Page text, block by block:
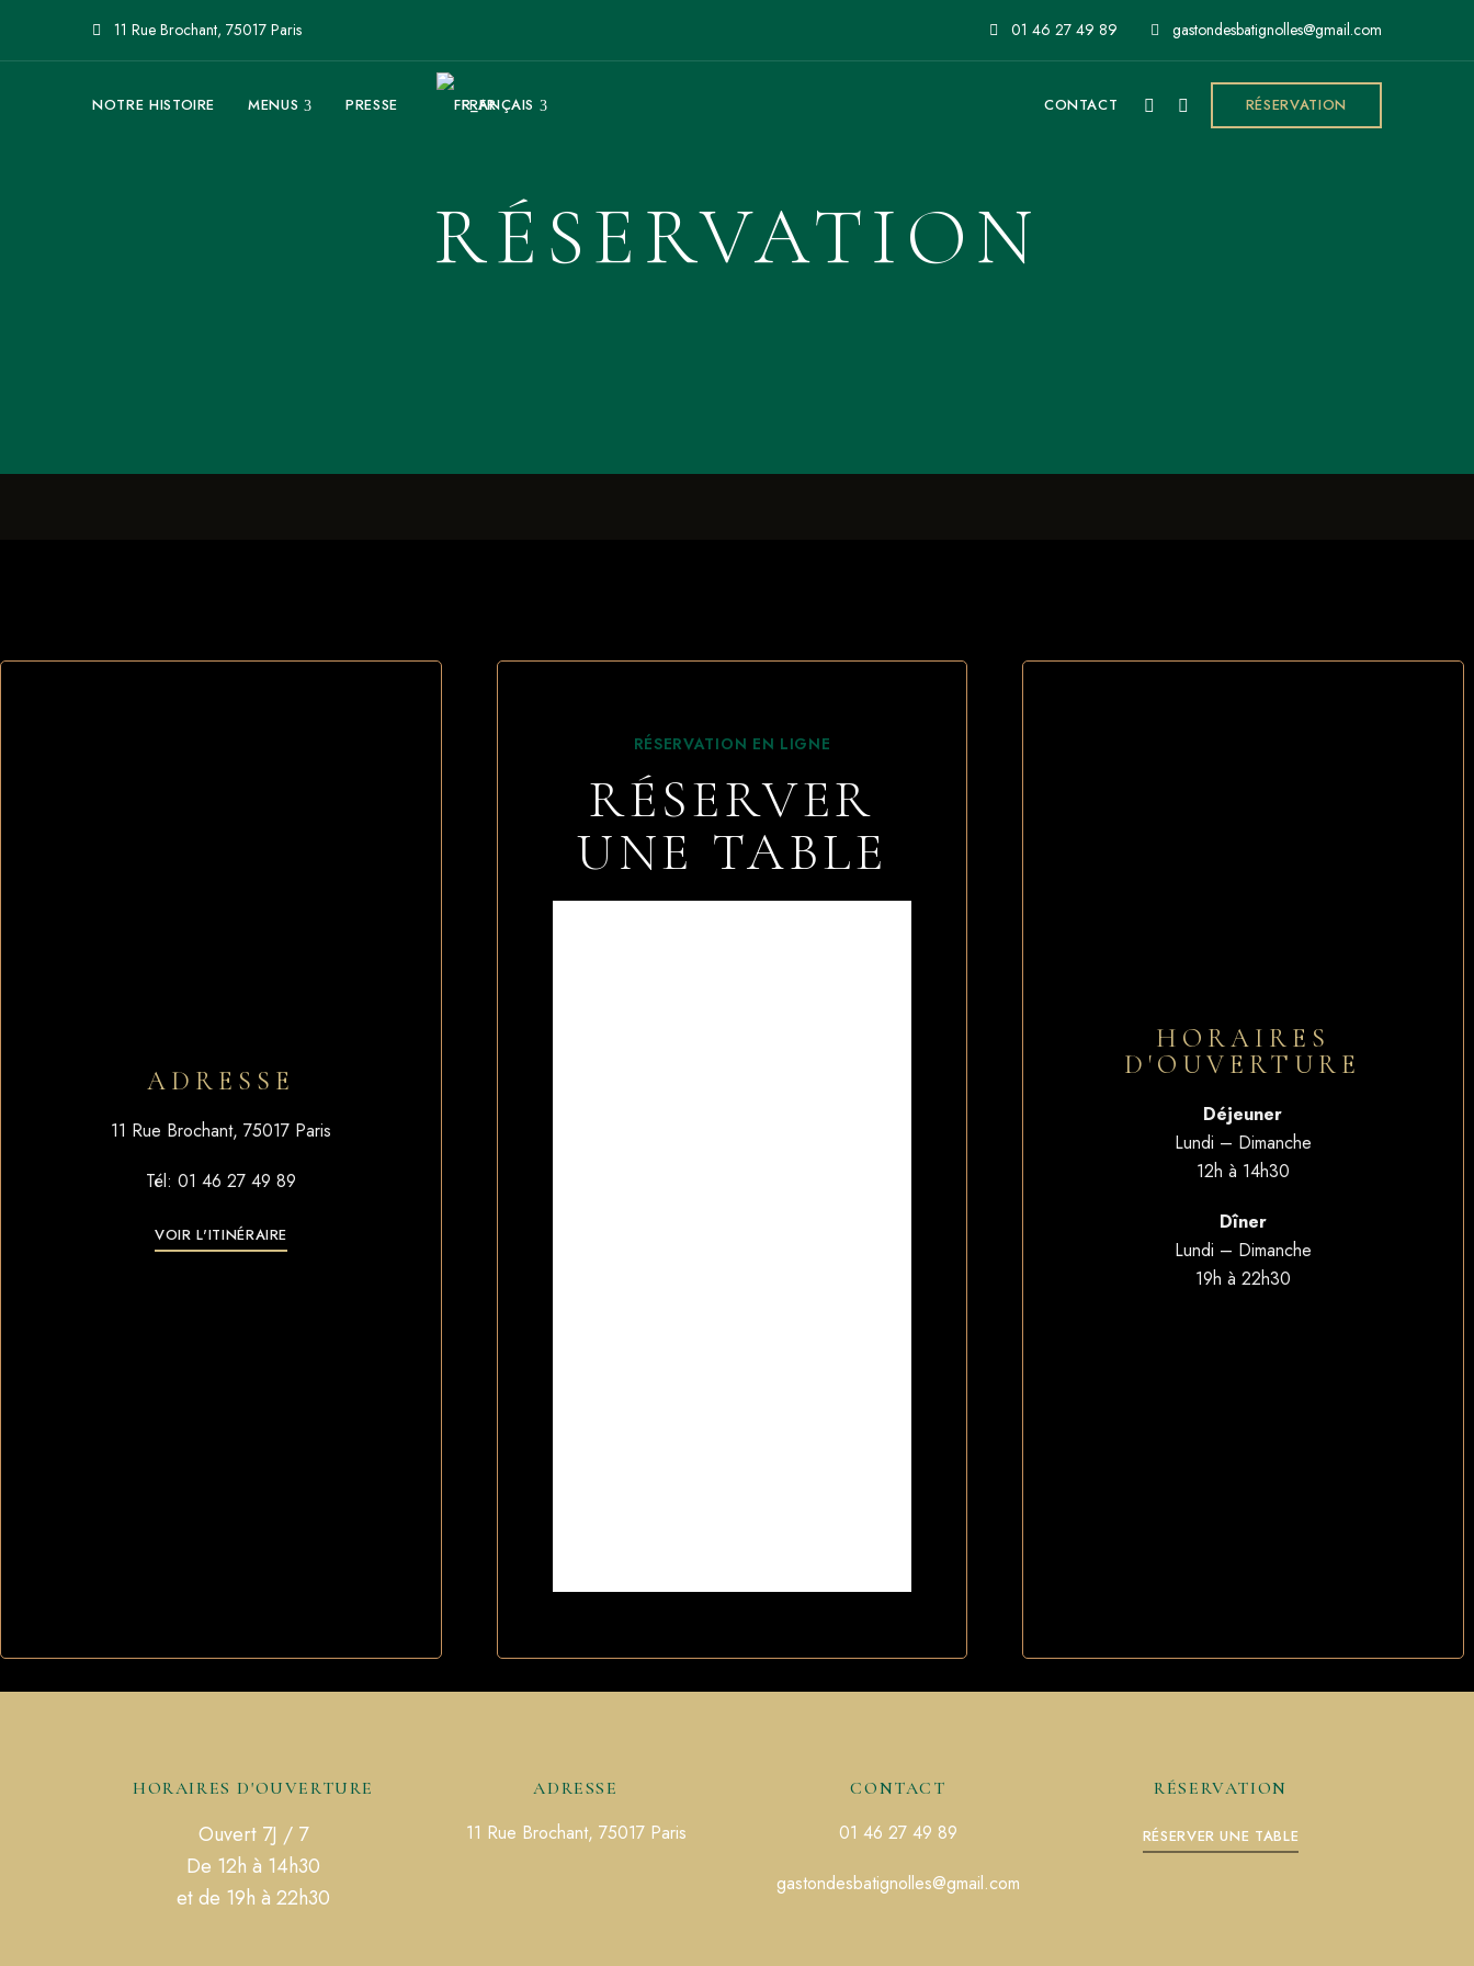
11 Rue Brochant, 75017 Paris 01 46 27 49 89 gastondesbatignolles@gmail.com
NOTRE HISTOIRE MENUS PRESSE FRANÇAIS CONTACT RÉSERVATION
RÉSERVATION
ADRESSE
11 Rue Brochant, 75017 Paris
Tél: 01 46 27 49 89
VOIR L'ITINÉRAIRE
RÉSERVATION EN LIGNE
RÉSERVER
UNE TABLE
HORAIRES
D'OUVERTURE
Déjeuner
Lundi – Dimanche
12h à 14h30
Dîner
Lundi – Dimanche
19h à 22h30
HORAIRES D'OUVERTURE
Ouvert 7J / 7
De 12h à 14h30
et de 19h à 22h30
ADRESSE
11 Rue Brochant, 75017 Paris
CONTACT
01 46 27 49 89
gastondesbatignolles@gmail.com
RÉSERVATION
RÉSERVER UNE TABLE